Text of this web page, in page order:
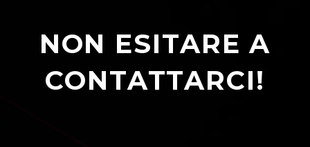
NON ESITARE A
CONTATTARCI!